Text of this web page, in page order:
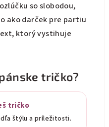
so slobodou,
ako darček pre partiu
ktorý vystihuje
tričko?
tričko
štýlu a príležitosti.